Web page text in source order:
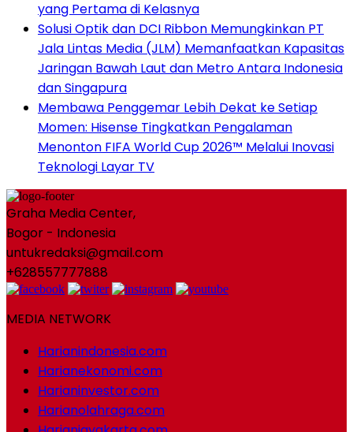
yang Pertama di Kelasnya
Solusi Optik dan DCI Ribbon Memungkinkan PT
Jala Lintas Media (JLM) Memanfaatkan Kapasitas
Jaringan Bawah Laut dan Metro Antara Indonesia
dan Singapura
Membawa Penggemar Lebih Dekat ke Setiap
Momen: Hisense Tingkatkan Pengalaman
Menonton FIFA World Cup 2026™ Melalui Inovasi
Teknologi Layar TV
Graha Media Center,
Bogor - Indonesia
untukredaksi@gmail.com
+628557777888
MEDIA NETWORK
Harianindonesia.com
Harianekonomi.com
Harianinvestor.com
Harianolahraga.com